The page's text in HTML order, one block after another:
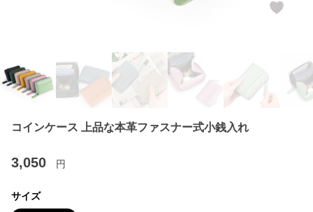
コインケース 上品な本革ファスナー式小銭入れ
3,050 円
サイズ